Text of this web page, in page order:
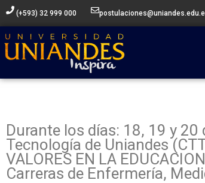
contenido
(+593) 32 999 000
Durante los días: 18, 19 y
Tecnología de Uniandes
VALORES EN LA
Carreras de Enfermería,